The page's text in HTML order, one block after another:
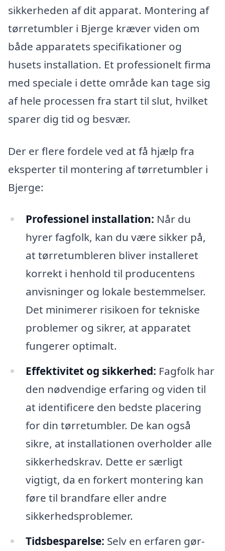
sikkerheden af dit apparat. Montering af
tørretumbler i Bjerge kræver viden om
både apparatets specifikationer og
husets installation. Et professionelt firma
med speciale i dette område kan tage sig
af hele processen fra start til slut, hvilket
sparer dig tid og besvær.
Der er flere fordele ved at få hjælp fra
eksperter til montering af tørretumbler i
Bjerge:
Professionel installation: Når du
hyrer fagfolk, kan du være sikker på,
at tørretumbleren bliver installeret
korrekt i henhold til producentens
anvisninger og lokale bestemmelser.
Det minimerer risikoen for tekniske
problemer og sikrer, at apparatet
fungerer optimalt.
Effektivitet og sikkerhed: Fagfolk har
den nødvendige erfaring og viden til
at identificere den bedste placering
for din tørretumbler. De kan også
sikre, at installationen overholder alle
sikkerhedskrav. Dette er særligt
vigtigt, da en forkert montering kan
føre til brandfare eller andre
sikkerhedsproblemer.
Tidsbesparelse: Selv en erfaren gør-